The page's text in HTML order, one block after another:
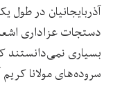
آذربایجانیان در
دستجات عزاداری
بسیاری نمی‌دانستند
سروده‌های مولانا